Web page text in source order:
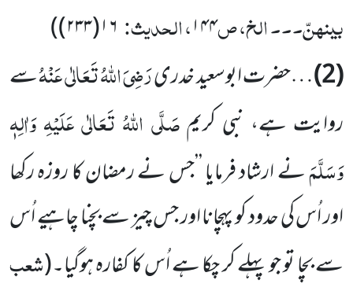
بینہنّ۔۔۔ الخ، ص۱۴۴، الحدیث: ۱۶(۲۳۳)
)
(2) …حضرت ابوسعید خدریرَضِیَ اللہُ تَعَالٰی عَنْہُسے
روایت ہے، نبی کریمصَلَّی اللہُ تَعَالٰی عَلَیْہِ وَاٰلِہٖ
وَسَلَّمَنے ارشاد فرمایا ’’جس نے رمضان کا روزہ رکھا
اور اُس کی حدود کو پہچانا اور جس چیز سے بچنا چاہیے اُس
سے بچا تو جو پہلے کر چکا ہے اُس کا کفارہ ہوگیا۔(شعب